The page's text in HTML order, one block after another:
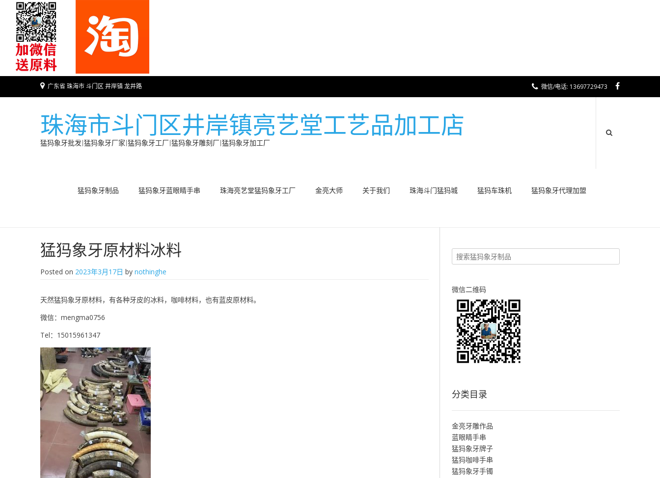
广东省 珠海市 斗门区 井岸镇 龙井路 微信/电话: 13697729473
珠海市斗门区井岸镇亮艺堂工艺品加工店
猛犸象牙批发|猛犸象牙厂家|猛犸象牙工厂|猛犸象牙雕刻厂|猛犸象牙加工厂
猛犸象牙制品 猛犸象牙蓝眼睛手串 珠海亮艺堂猛犸象牙工厂 金亮大师 关于我们 珠海斗门猛犸城 猛犸车珠机 猛犸象牙代理加盟
猛犸象牙原材料冰料
Posted on 2023年3月17日 by nothinghe
天然猛犸象牙原材料，有各种牙皮的冰料，咖啡材料，也有蓝皮原材料。
微信：mengma0756
Tel：15015961347
微信二维码
分类目录
金亮牙雕作品
蓝眼睛手串
猛犸象牙牌子
猛犸咖啡手串
猛犸象牙手镯